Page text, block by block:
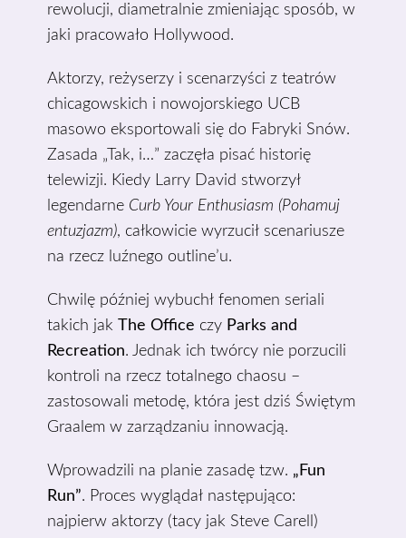
rewolucji, diametralnie zmieniając sposób, w
jaki pracowało Hollywood.
Aktorzy, reżyserzy i scenarzyści z teatrów
chicagowskich i nowojorskiego UCB
masowo eksportowali się do Fabryki Snów.
Zasada „Tak, i…” zaczęła pisać historię
telewizji. Kiedy Larry David stworzył
legendarne Curb Your Enthusiasm (Pohamuj
entuzjazm), całkowicie wyrzucił scenariusze
na rzecz luźnego outline’u.
Chwilę później wybuchł fenomen seriali
takich jakThe Office czy Parks and
Recreation. Jednak ich twórcy nie porzucili
kontroli na rzecz totalnego chaosu –
zastosowali metodę, która jest dziś Świętym
Graalem w zarządzaniu innowacją.
Wprowadzili na planie zasadę tzw. „Fun
Run”. Proces wyglądał następująco:
najpierw aktorzy (tacy jak Steve Carell)